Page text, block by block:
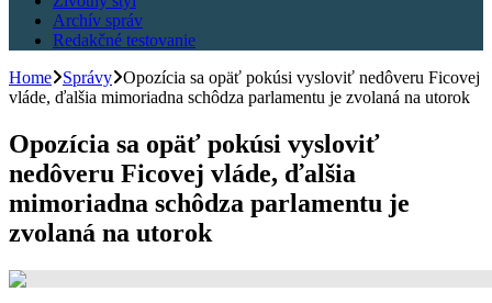
Archív správ
Redakčné testovanie
Home
Správy Opozícia sa opäť pokúsi vysloviť nedôveru Ficovej
vláde, ďalšia mimoriadna schôdza parlamentu je zvolaná na utorok
Opozícia sa opäť pokúsi vysloviť
nedôveru Ficovej vláde, ďalšia
mimoriadna schôdza parlamentu je
zvolaná na utorok